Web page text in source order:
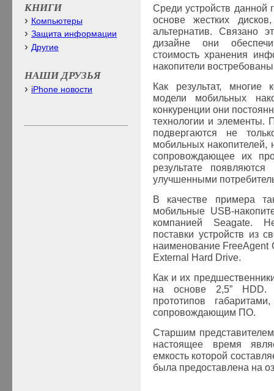
Среди устройств данной
основе жестких
альтернатив. Связано
дизайне они
стоимость хранения
накопители
Как результат, многие
модели мобильных
конкуренции они
технологии и элементы.
подвергаются не
мобильных накопителей,
сопровождающее их
результате
улучшенными
В качестве примера
мобильные USB-
компанией Seagate.
поставки устройств из
наименование FreeAgent
External Hard Drive.
Как и их
на основе 2,5”
HDD.
прототипов
сопровождающим ПО.
Старшим
настоящее время
емкость которой
была предоставлена на
КНИГИ
Компьютеры
Защита информации
Другие
НАШИ ДРУЗЬЯ
iPhone новости